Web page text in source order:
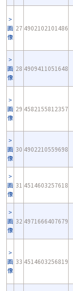
画
像
27 4902102101486
画
像
28 4909411051648
画
像
29 4582155812357
画
像
30 4902210559698
画
像
31 4514603257618
画
像
32 4971666407679
画
像
33 4514603256819